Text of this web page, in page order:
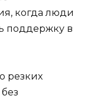
когда люди
поддержку в
резких